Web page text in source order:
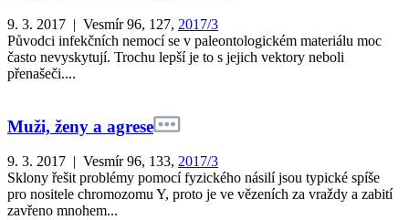
9. 3. 2017 | Vesmír 96, 127, 2017/3
Původci infekčních nemocí se v paleontologickém materiálu moc
často nevyskytují. Trochu lepší je to s jejich vektory neboli
přenašeči....
Muži, ženy a agrese
9. 3. 2017 | Vesmír 96, 133, 2017/3
Sklony řešit problémy pomocí fyzického násilí jsou typické spíše
pro nositele chromozomu Y, proto je ve vězeních za vraždy a zabití
zavřeno mnohem...